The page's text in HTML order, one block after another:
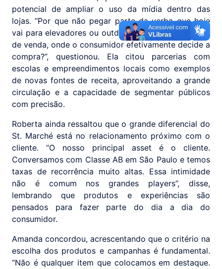
potencial de ampliar o uso da mídia dentro das
lojas. “Por que não pegar parte da verba que hoje
vai para elevadores ou outdoors e investir no ponto
de venda, onde o consumidor efetivamente decide a
compra?”, questionou. Ela citou parcerias com
escolas e empreendimentos locais como exemplos
de novas fontes de receita, aproveitando a grande
circulação e a capacidade de segmentar públicos
com precisão.
Roberta ainda ressaltou que o grande diferencial do
St. Marché está no relacionamento próximo com o
cliente. “O nosso principal asset é o cliente.
Conversamos com Classe AB em São Paulo e temos
taxas de recorrência muito altas. Essa intimidade
não é comum nos grandes players”, disse,
lembrando que produtos e experiências são
pensados para fazer parte do dia a dia do
consumidor.
Amanda concordou, acrescentando que o critério na
escolha dos produtos e campanhas é fundamental.
“Não é qualquer item que colocamos em destaque.